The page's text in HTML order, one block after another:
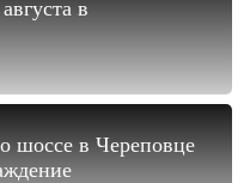
в
шоссе в Череповце